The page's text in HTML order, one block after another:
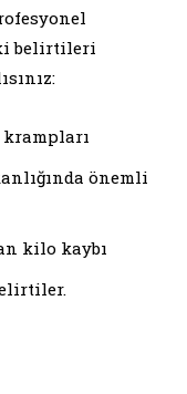
belirtileri
krampları
önemli
kilo kaybı